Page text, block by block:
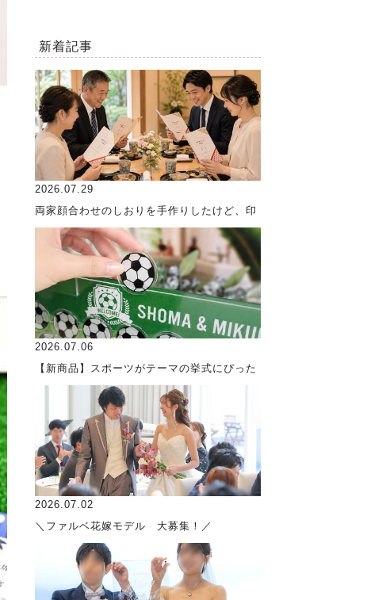
新着記事
2026.07.29
両家顔合わせのしおりを手作りしたけど、印
2026.07.06
【新商品】スポーツがテーマの挙式にぴった
2026.07.02
＼ファルベ花嫁モデル 大募集！／